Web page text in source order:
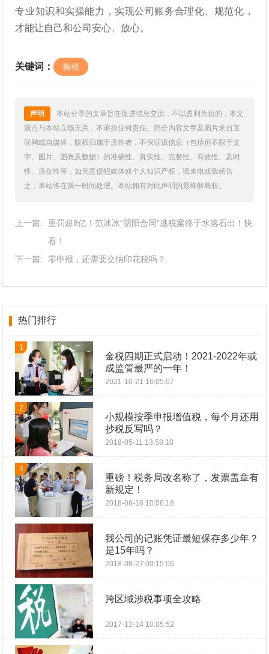
专业知识和实操能力，实现公司账务合理化、规范化，
才能让自己和公司安心、放心。
关键词： 偷税
声明
本站分享的文章旨在促进信息交流，不以盈利为目的，本文
观点与本站立场无关，不承担任何责任。部分内容文章及图片来自互
联网或自媒体，版权归属于原作者，不保证该信息（包括但不限于文
字、图片、图表及数据）的准确性、真实性、完整性、有效性、及时
性、原创性等，如无意侵犯媒体或个人知识产权，请来电或致函告
之，本站将在第一时间处理。本站拥有对此声明的最终解释权。
上一篇:
重罚超8亿！范冰冰“阴阳合同”逃税案终于水落石出！快
看！
下一篇:
零申报，还需要交纳印花税吗？
热门排行
1
金税四期正式启动！2021-2022年或
成监管最严的一年！
2021-10-21 16:05:07
2
小规模按季申报增值税，每个月还用
抄税反写吗？
2018-05-11 13:58:10
3
重磅！税务局改名称了，发票盖章有
新规定！
2018-08-16 10:06:18
我公司的记账凭证最短保存多少年？
是15年吗？
2018-08-27 09:15:06
跨区域涉税事项全攻略
2017-12-14 10:05:52